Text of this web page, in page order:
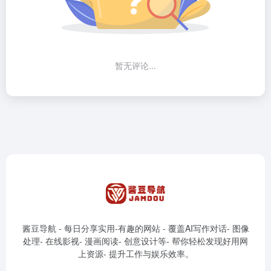
暂无评论...
酱豆导航 - 每日分享实用-有趣的网站 - 覆盖AI写作对话- 图像
处理- 在线影视- 漫画阅读- 创意设计等- 帮你轻松发现好用网
上资源- 提升工作与娱乐效率。